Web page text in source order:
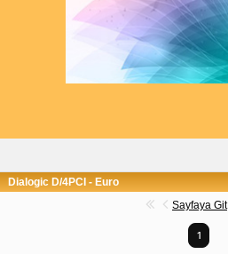
Dialogic D/4PCI - Euro
Sayfaya Git
1